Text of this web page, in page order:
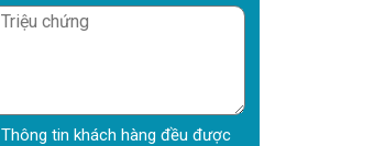
Thông tin khách hàng đều được